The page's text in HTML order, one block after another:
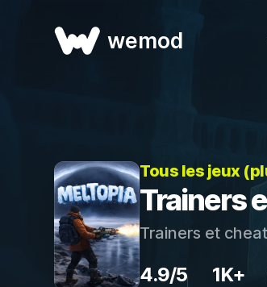
wemod
Tous les jeux
Trainers
Trainers et
4.9/5 1K+